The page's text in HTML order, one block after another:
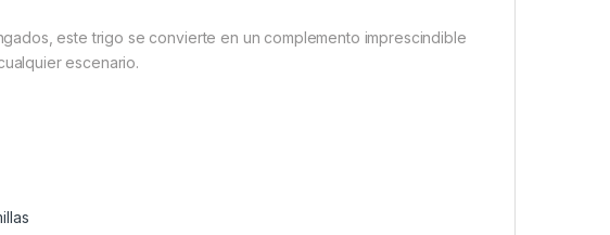
este trigo se convierte en un complemento imprescindible
escenario.